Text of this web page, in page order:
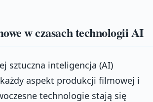
w czasach technologii AI
sztuczna inteligencja (AI)
aspekt produkcji filmowej i
technologie stają się